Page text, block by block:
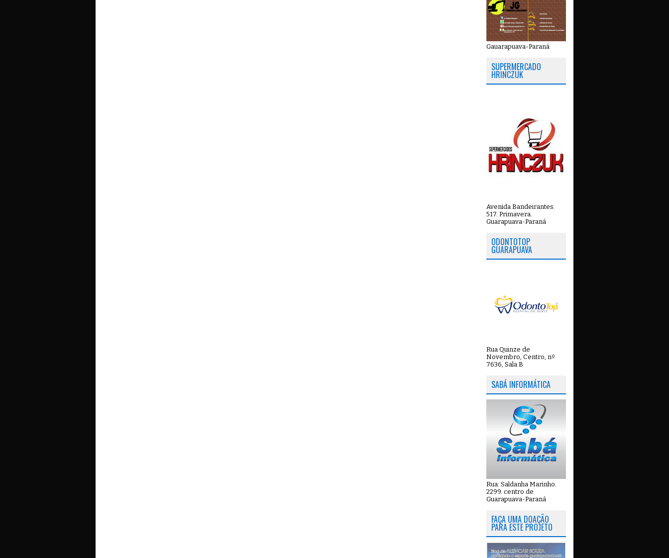
Gauarapuava-Paraná
SUPERMERCADO
HRINCZUK
Avenida Bandeirantes.
517. Primavera.
Guarapuava-Paraná
ODONTOTOP
GUARAPUAVA
Rua Quinze de
Novembro, Centro, nº
7636, Sala B
SABÁ INFORMÁTICA
Rua: Saldanha Marinho.
2299. centro de
Guarapuava-Paraná
FAÇA UMA DOAÇÃO
PARA ESTE PROJETO